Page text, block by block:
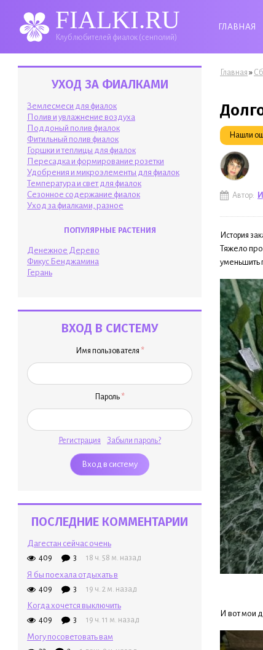
FIALKI.RU
Клуб любителей фиалок (сенполий)
ГЛАВНАЯ
УХОД ЗА ФИАЛКАМИ
Землесмеси для фиалок
Полив и увлажнение воздуха
Поддоный полив фиалок
Фитильный полив фиалок
Горшки и теплицы для фиалок
Пересадка и формирование розетки
Удобрения и микроэлементы для фиалок
Температура и свет для фиалок
Сезонное содержание фиалок
Уход за фиалками, разное
ПОПУЛЯРНЫЕ РАСТЕНИЯ
Денежное Дерево
Фикус Бенджамина
Герань
ВХОД В СИСТЕМУ
Имя пользователя *
Пароль *
Регистрация Забыли пароль?
ПОСЛЕДНИЕ КОММЕНТАРИИ
Дагестан сейчас очень
409 3 18 ч. 58 м. назад
Я бы поехала отдыхать в
409 3 19 ч. 2 м. назад
Когда хочется выключить
409 3 19 ч. 11 м. назад
Могу посоветовать вам
Вы
Главная »
Нашли
Автор:
История
Тяжело
уменьшить
И вот мои